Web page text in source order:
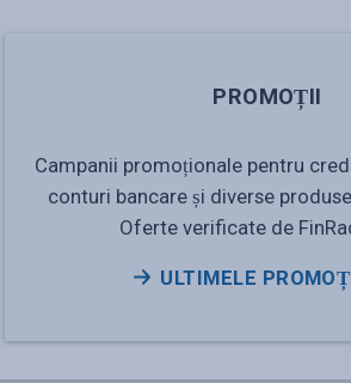
PROMOȚII
Campanii promoționale pentru
conturi bancare și diverse
Oferte verificate de
ULTIMELE